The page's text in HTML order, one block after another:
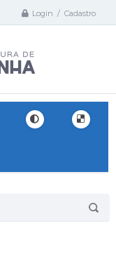
Login / Cadastro